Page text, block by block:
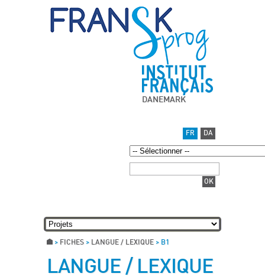
DANEMARK
FR DA
> FICHES > LANGUE / LEXIQUE > B1
LANGUE / LEXIQUE